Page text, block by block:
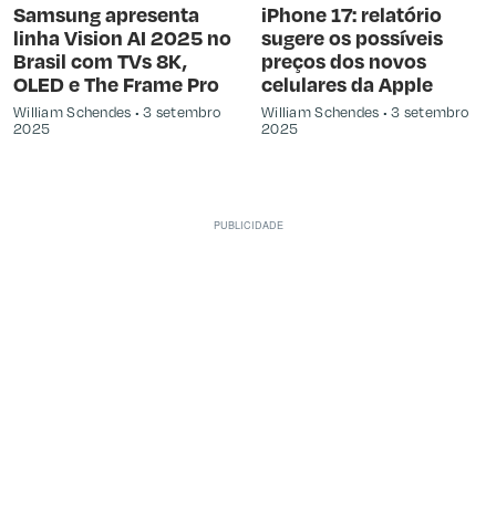
Samsung apresenta
linha Vision AI 2025 no
Brasil com TVs 8K,
OLED e The Frame Pro
William Schendes
3 setembro
2025
iPhone 17: relatório
sugere os possíveis
preços dos novos
celulares da Apple
William Schendes
3 setembro
2025